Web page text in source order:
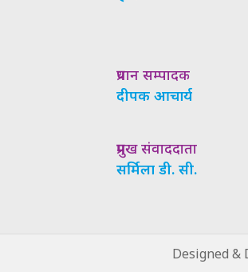
प्रधान सम्पादक
दीपक आचार्य
प्रमुख संवाददाता
सर्मिला डी. सी.
Designed &